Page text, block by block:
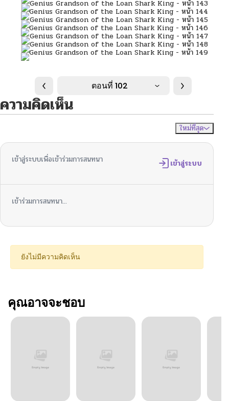
ตอนที่ 102
ความคิดเห็น
ใหม่ที่สุด
เข้าสู่ระบบเพื่อเข้าร่วมการสนทนา เข้าสู่ระบบ
เข้าร่วมการสนทนา...
ยังไม่มีความคิดเห็น
คุณอาจจะชอบ